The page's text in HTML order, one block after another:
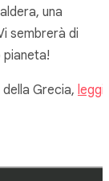
una
sembrerà di
Grecia, leggi